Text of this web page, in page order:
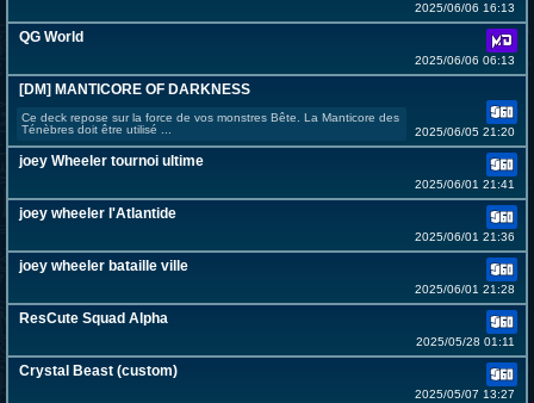
2025/06/06 16:13
QG World
2025/06/06 06:13
[DM] MANTICORE OF DARKNESS
Ce deck repose sur la force de vos monstres Bête. La Manticore des
Ténèbres doit être utilisé ...
2025/06/05 21:20
joey Wheeler tournoi ultime
2025/06/01 21:41
joey wheeler l'Atlantide
2025/06/01 21:36
joey wheeler bataille ville
2025/06/01 21:28
ResCute Squad Alpha
2025/05/28 01:11
Crystal Beast (custom)
2025/05/07 13:27